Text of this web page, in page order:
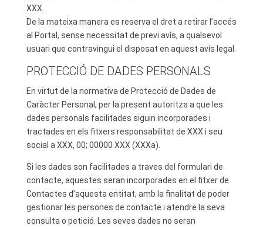
XXX.
De la mateixa manera es reserva el dret a retirar l’accés
al Portal, sense necessitat de previ avís, a qualsevol
usuari que contravingui el disposat en aquest avís legal.
PROTECCIÓ DE DADES PERSONALS
En virtut de la normativa de Protecció de Dades de
Caràcter Personal, per la present autoritza a que les
dades personals facilitades siguin incorporades i
tractades en els fitxers responsabilitat de XXX i seu
social a XXX, 00; 00000 XXX (XXXa).
Si les dades son facilitades a traves del formulari de
contacte, aquestes seran incorporades en el fitxer de
Contactes d’aquesta entitat, amb la finalitat de poder
gestionar les persones de contacte i atendre la seva
consulta o petició. Les seves dades no seran